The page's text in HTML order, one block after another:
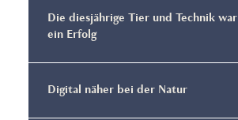
Die diesjährige Tier und Technik war
ein Erfolg
Digital näher bei der Natur